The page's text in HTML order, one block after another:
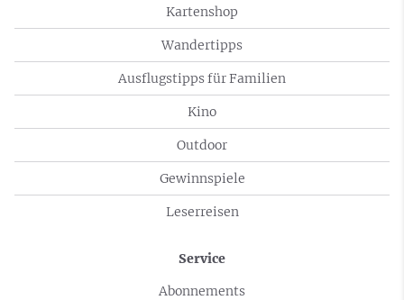
Kartenshop
Wandertipps
Ausflugstipps für Familien
Kino
Outdoor
Gewinnspiele
Leserreisen
Service
Abonnements